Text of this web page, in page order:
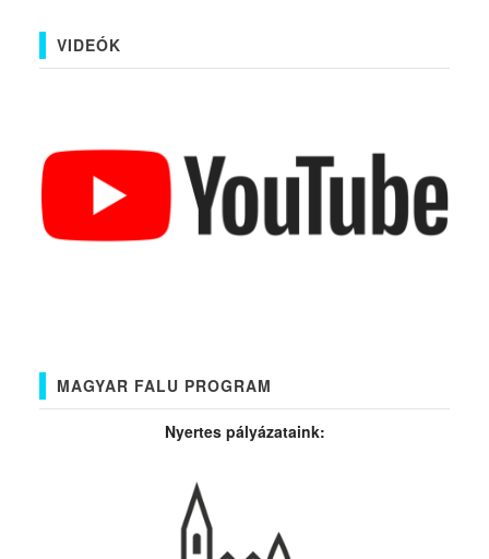
VIDEÓK
MAGYAR FALU PROGRAM
Nyertes pályázataink: